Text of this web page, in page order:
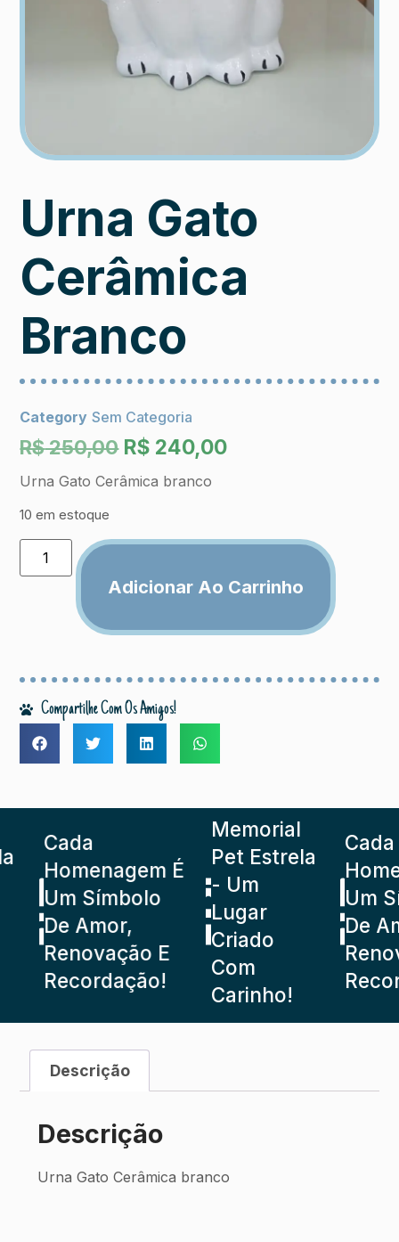
Urna Gato
Cerâmica
Branco
Category Sem Categoria
R$250,00 R$ 240,00
Urna Gato Cerâmica branco
10 em estoque
Adicionar Ao Carrinho
Compartilhe Com Os Amigos!
Cada
Homenagem É
Um Símbolo
De Amor,
Renovação E
Recordação!
Memorial
Pet Estrela
- Um
Lugar
Criado
Com
Carinho!
Cada
Um
De
Descrição
Descrição
Urna Gato Cerâmica branco